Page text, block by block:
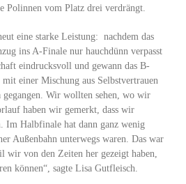
Polinnen vom Platz drei verdrängt.
eine starke Leistung: nachdem das
ins A-Finale nur hauchdünn verpasst
eindrucksvoll und gewann das B-
einer Mischung aus Selbstvertrauen
gegangen. Wir wollten sehen, wo wir
haben wir gemerkt, dass wir
Im Halbfinale hat dann ganz wenig
Außenbahn unterwegs waren. Das war
wir von den Zeiten her gezeigt haben,
können“, sagte Lisa Gutfleisch.